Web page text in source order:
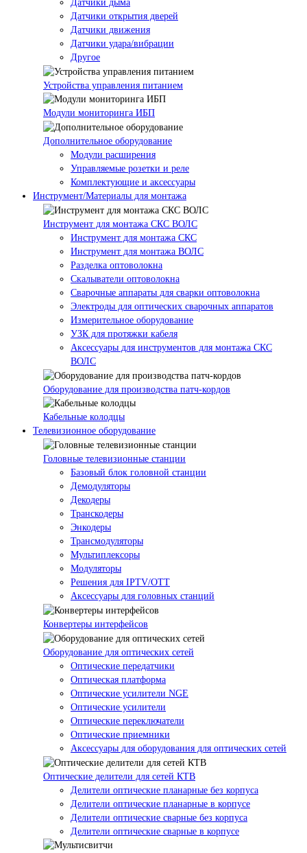
Датчики дыма
Датчики открытия дверей
Датчики движения
Датчики удара/вибрации
Другое
Устройства управления питанием
Модули мониторинга ИБП
Дополнительное оборудование
Модули расширения
Управляемые розетки и реле
Комплектующие и аксессуары
Инструмент/Материалы для монтажа
Инструмент для монтажа СКС ВОЛС
Инструмент для монтажа СКС
Инструмент для монтажа ВОЛС
Разделка оптоволокна
Скалыватели оптоволокна
Сварочные аппараты для сварки оптоволокна
Электроды для оптических сварочных аппаратов
Измерительное оборудование
УЗК для протяжки кабеля
Аксессуары для инструментов для монтажа СКС
ВОЛС
Оборудование для производства патч-кордов
Кабельные колодцы
Телевизионное оборудование
Головные телевизионные станции
Базовый блок головной станции
Демодуляторы
Декодеры
Транскодеры
Энкодеры
Трансмодуляторы
Мультиплексоры
Модуляторы
Решения для IPTV/OTT
Аксессуары для головных станций
Конвертеры интерфейсов
Оборудование для оптических сетей
Оптические передатчики
Оптическая платформа
Оптические усилители NGE
Оптические усилители
Оптические переключатели
Оптические приемники
Аксессуары для оборудования для оптических сетей
Оптические делители для сетей КТВ
Делители оптические планарные без корпуса
Делители оптические планарные в корпусе
Делители оптические сварные без корпуса
Делители оптические сварные в корпусе